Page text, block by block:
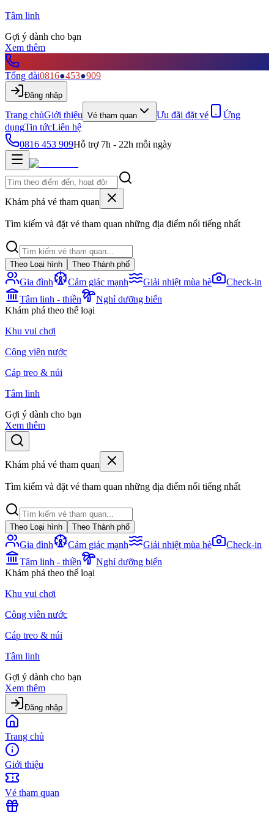
Tâm linh
Gợi ý dành cho bạn
Xem thêm
Tổng đài0816●453●909
Đăng nhập
Trang chủGiới thiệu Vé tham quan Ưu đãi đặt vé
Ứng
dụngTin tứcLiên hệ
0816 453 909Hỗ trợ 7h - 22h mỗi ngày
Khám phá vé tham quan
Tìm kiếm và đặt vé tham quan những địa điểm nổi tiếng nhất
Theo Loại hình Theo Thành phố
Gia đình Cảm giác mạnh Giải nhiệt mùa hè
Check-in
Tâm linh - thiền
Nghỉ dưỡng biển
Khám phá theo thể loại
Khu vui chơi
Công viên nước
Cáp treo & núi
Tâm linh
Gợi ý dành cho bạn
Xem thêm
Khám phá vé tham quan
Tìm kiếm và đặt vé tham quan những địa điểm nổi tiếng nhất
Theo Loại hình Theo Thành phố
Gia đình Cảm giác mạnh Giải nhiệt mùa hè
Check-in
Tâm linh - thiền
Nghỉ dưỡng biển
Khám phá theo thể loại
Khu vui chơi
Công viên nước
Cáp treo & núi
Tâm linh
Gợi ý dành cho bạn
Xem thêm
Đăng nhập
Trang chủ
Giới thiệu
Vé tham quan